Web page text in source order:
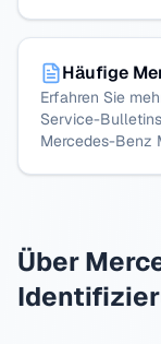
Häufige
Erfahren Sie
Service-
Mercedes-Benz
Über